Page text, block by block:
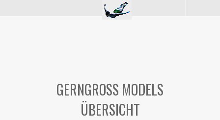
GERNGROSS MODELS
ÜBERSICHT